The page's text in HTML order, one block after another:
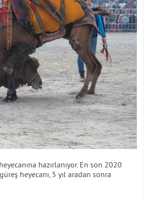
hazırlanıyor. En son 2020
heyecanı, 5 yıl aradan sonra